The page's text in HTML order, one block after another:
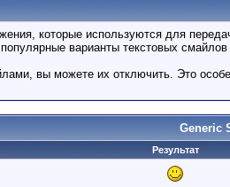
которые используются для
варианты текстовых
вы можете их отключить. Это
Generic
Результат